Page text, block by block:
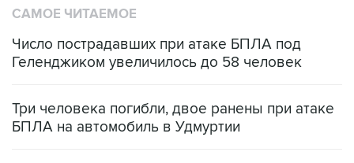
САМОЕ ЧИТАЕМОЕ
Число пострадавших при атаке БПЛА под
Геленджиком увеличилось до 58 человек
Три человека погибли, двое ранены при атаке
БПЛА на автомобиль в Удмуртии